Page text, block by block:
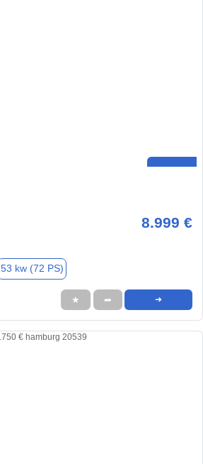
8.999 €
53 kw (72 PS)
★ ➦ ➜